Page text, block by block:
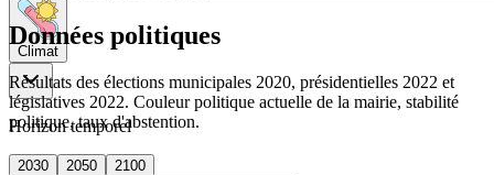
Climat
Horizon temporel
2030 2050
2100
Données politiques
Résultats des élections municipales 2020, présidentielles 2022 et
législatives 2022. Couleur politique actuelle de la mairie, stabilité
politique, taux d'abstention.